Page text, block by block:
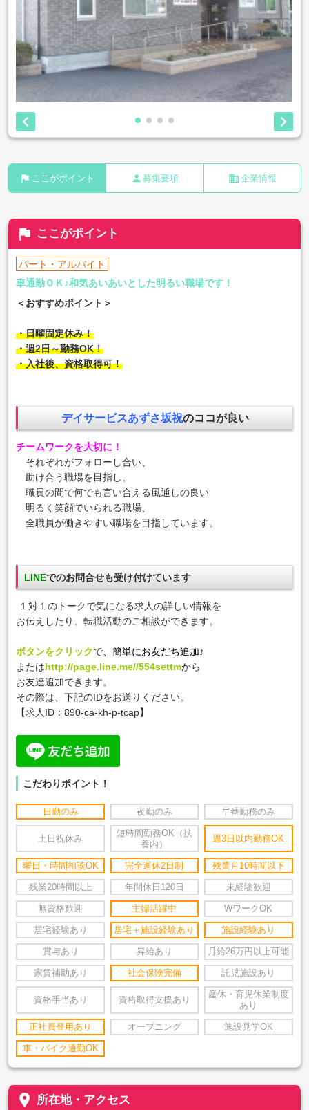
 
flag ここがポイント person 募集要項 business 企業情報
flag ここがポイント
パート・アルバイト
車通勤ＯＫ♪和気あいあいとした明るい職場です！
＜おすすめポイント＞
・日曜固定休み！
・週2日～勤務OK！
・入社後、資格取得可！
デイサービスあずさ坂祝のココが良い
チームワークを大切に！
それぞれがフォローし合い、
助け合う職場を目指し、
職員の間で何でも言い合える風通しの良い
明るく笑顔でいられる職場、
全職員が働きやすい職場を目指しています。
LINEでのお問合せも受け付けています
１対１のトークで気になる求人の詳しい情報を
お伝えしたり、転職活動のご相談ができます。
ボタンをクリックで、簡単にお友だち追加♪
またはhttp://page.line.me//554settmから
お友達追加できます。
その際は、下記のIDをお送りください。
【求人ID：890-ca-kh-p-tcap】
こだわりポイント！
日勤のみ 夜勤のみ 早番勤務のみ
土日祝休み
短時間勤務OK（扶
養内）
週3日以内勤務OK
曜日・時間相談OK 完全週休2日制 残業月10時間以下
残業20時間以上 年間休日120日 未経験歓迎
無資格歓迎 主婦活躍中 WワークOK
居宅経験あり 居宅＋施設経験あり 施設経験あり
賞与あり 昇給あり 月給26万円以上可能
家賃補助あり 社会保険完備 託児施設あり
資格手当あり 資格取得支援あり
産休・育児休業制度
あり
正社員登用あり オープニング 施設見学OK
車・バイク通勤OK
place 所在地・アクセス